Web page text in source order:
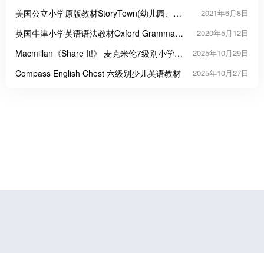
美国公立小学原版教材StoryTown(幼儿园、小
2021年6月8日
英国牛津小学英语语法教材Oxford Grammar
2020年5月12日
Macmillan《Share It!》 麦克米伦7级别小学英
2025年10月29日
Compass English Chest 六级别少儿英语教材 2025年10月27日